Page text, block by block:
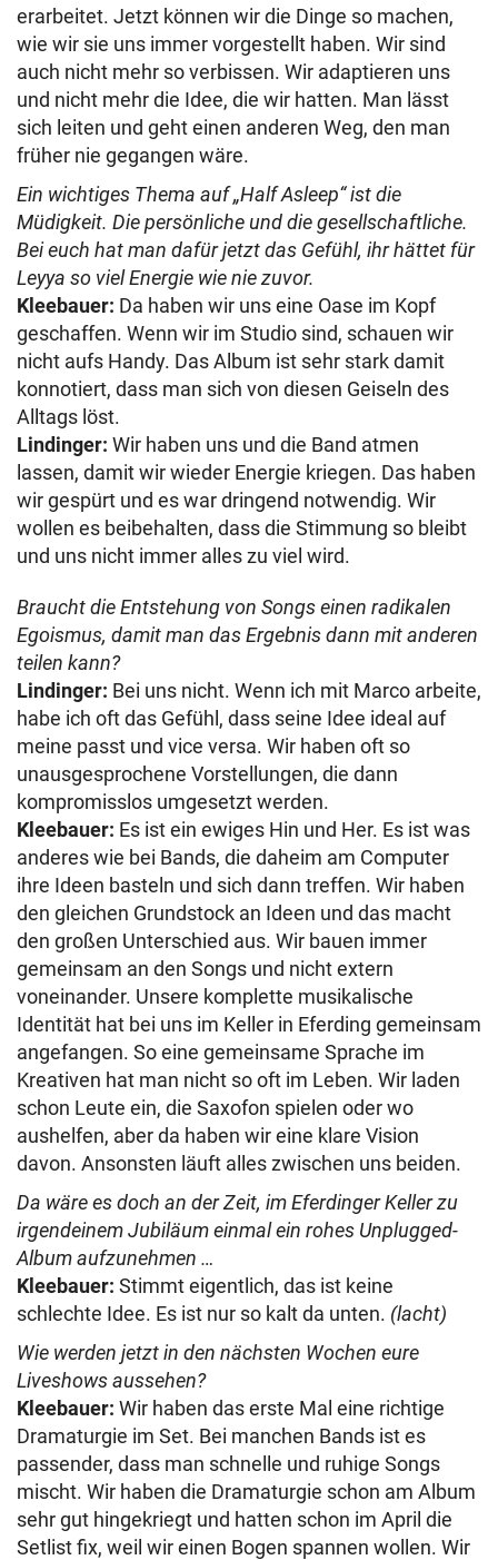
erarbeitet. Jetzt können wir die Dinge so machen,
wie wir sie uns immer vorgestellt haben. Wir sind
auch nicht mehr so verbissen. Wir adaptieren uns
und nicht mehr die Idee, die wir hatten. Man lässt
sich leiten und geht einen anderen Weg, den man
früher nie gegangen wäre.
Ein wichtiges Thema auf „Half Asleep“ ist die
Müdigkeit. Die persönliche und die gesellschaftliche.
Bei euch hat man dafür jetzt das Gefühl, ihr hättet für
Leyya so viel Energie wie nie zuvor.
Kleebauer: Da haben wir uns eine Oase im Kopf
geschaffen. Wenn wir im Studio sind, schauen wir
nicht aufs Handy. Das Album ist sehr stark damit
konnotiert, dass man sich von diesen Geiseln des
Alltags löst.
Lindinger: Wir haben uns und die Band atmen
lassen, damit wir wieder Energie kriegen. Das haben
wir gespürt und es war dringend notwendig. Wir
wollen es beibehalten, dass die Stimmung so bleibt
und uns nicht immer alles zu viel wird.
Braucht die Entstehung von Songs einen radikalen
Egoismus, damit man das Ergebnis dann mit anderen
teilen kann?
Lindinger: Bei uns nicht. Wenn ich mit Marco arbeite,
habe ich oft das Gefühl, dass seine Idee ideal auf
meine passt und vice versa. Wir haben oft so
unausgesprochene Vorstellungen, die dann
kompromisslos umgesetzt werden.
Kleebauer: Es ist ein ewiges Hin und Her. Es ist was
anderes wie bei Bands, die daheim am Computer
ihre Ideen basteln und sich dann treffen. Wir haben
den gleichen Grundstock an Ideen und das macht
den großen Unterschied aus. Wir bauen immer
gemeinsam an den Songs und nicht extern
voneinander. Unsere komplette musikalische
Identität hat bei uns im Keller in Eferding gemeinsam
angefangen. So eine gemeinsame Sprache im
Kreativen hat man nicht so oft im Leben. Wir laden
schon Leute ein, die Saxofon spielen oder wo
aushelfen, aber da haben wir eine klare Vision
davon. Ansonsten läuft alles zwischen uns beiden.
Da wäre es doch an der Zeit, im Eferdinger Keller zu
irgendeinem Jubiläum einmal ein rohes Unplugged-
Album aufzunehmen …
Kleebauer: Stimmt eigentlich, das ist keine
schlechte Idee. Es ist nur so kalt da unten. (lacht)
Wie werden jetzt in den nächsten Wochen eure
Liveshows aussehen?
Kleebauer: Wir haben das erste Mal eine richtige
Dramaturgie im Set. Bei manchen Bands ist es
passender, dass man schnelle und ruhige Songs
mischt. Wir haben die Dramaturgie schon am Album
sehr gut hingekriegt und hatten schon im April die
Setlist fix, weil wir einen Bogen spannen wollen. Wir